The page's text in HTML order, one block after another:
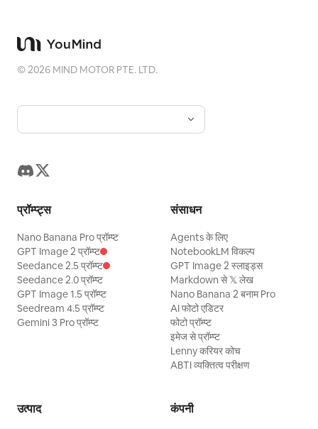
©2026 MIND MOTOR PTE. LTD.
प्रॉम्प्ट्स
Nano Banana Pro प्रॉम्प्ट
GPT Image 2 प्रॉम्प्ट
Seedance 2.5 प्रॉम्प्ट
Seedance 2.0 प्रॉम्प्ट
GPT Image 1.5 प्रॉम्प्ट
Seedream 4.5 प्रॉम्प्ट
Gemini 3 Pro प्रॉम्प्ट
संसाधन
Agents के लिए
NotebookLM विकल्प
GPT Image 2 स्लाइड्स
Markdown से 𝕏 लेख
Nano Banana 2 बनाम Pro
AI फोटो एडिटर
फोटो प्रॉम्प्ट
इमेज से प्रॉम्प्ट
Lenny करियर कोच
ABTI व्यक्तित्व परीक्षण
उत्पाद कंपनी